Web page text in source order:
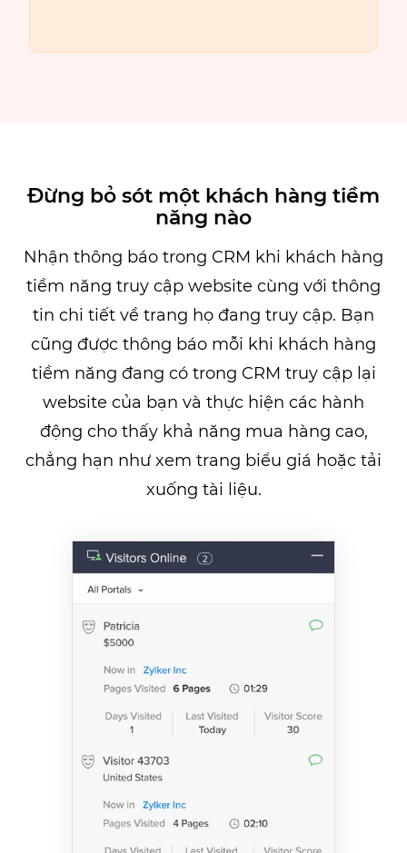
Đừng bỏ sót một khách hàng tiềm
năng nào
Nhận thông báo trong CRM khi khách hàng
tiềm năng truy cập website cùng với thông
tin chi tiết về trang họ đang truy cập. Bạn
cũng được thông báo mỗi khi khách hàng
tiềm năng đang có trong CRM truy cập lại
website của bạn và thực hiện các hành
động cho thấy khả năng mua hàng cao,
chẳng hạn như xem trang biểu giá hoặc tải
xuống tài liệu.